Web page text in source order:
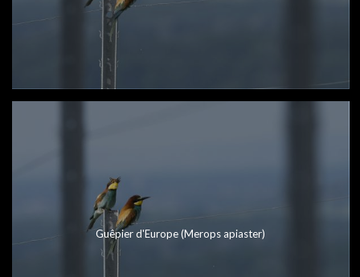
Guêpier d'Europe (Merops apiaster)